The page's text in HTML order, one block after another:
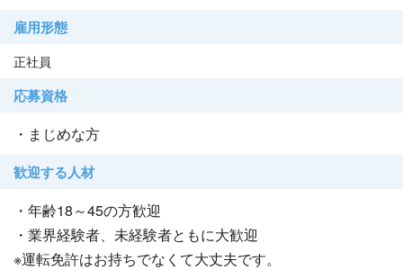
雇用形態
正社員
応募資格
・まじめな方
歓迎する人材
・年齢18～45の方歓迎
・業界経験者、未経験者ともに大歓迎
※運転免許はお持ちでなくて大丈夫です。